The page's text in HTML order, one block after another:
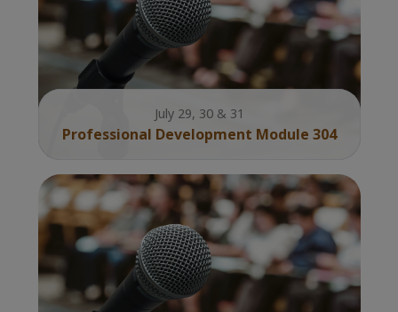
July 29, 30 & 31
Professional Development Module 304